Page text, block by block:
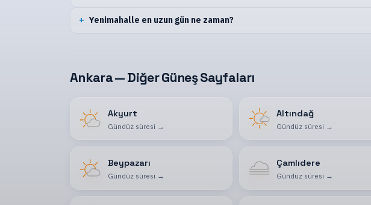
Yenimahalle en uzun gün ne zaman?
Ankara — Diğer Güneş Sayfaları
Akyurt
Gündüz süresi →
Altındağ
Gündüz süresi →
Beypazarı
Gündüz süresi →
Çamlıdere
Gündüz süresi →